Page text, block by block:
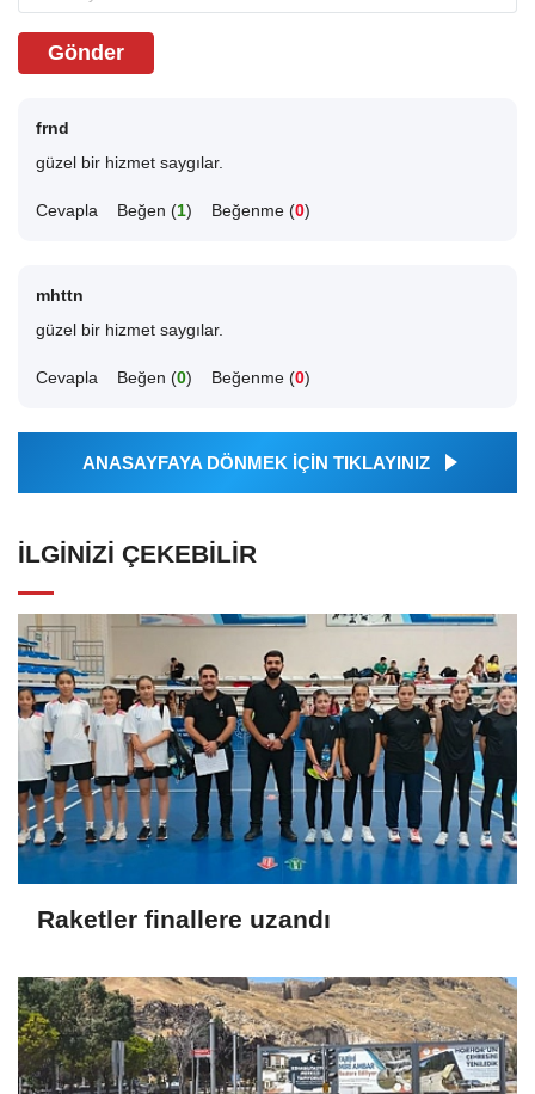
Gönder
frnd
güzel bir hizmet saygılar.
Cevapla Beğen (1) Beğenme (0)
mhttn
güzel bir hizmet saygılar.
Cevapla Beğen (0) Beğenme (0)
ANASAYFAYA DÖNMEK İÇİN TIKLAYINIZ
İLGINIZI ÇEKEBILIR
Raketler finallere uzandı